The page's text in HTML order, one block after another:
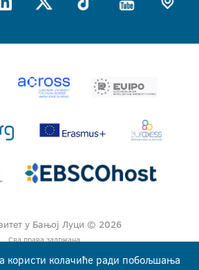
у Бањој Луци © 2026
Сва права задржана
користи колачиће ради побољшања